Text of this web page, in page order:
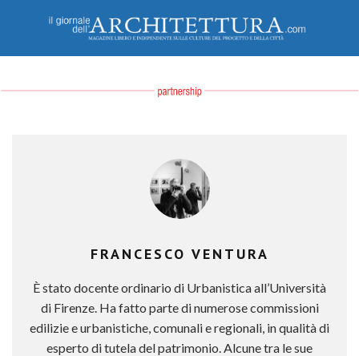
FRANCESCO VENTURA
È stato docente ordinario di Urbanistica all’Università
di Firenze. Ha fatto parte di numerose commissioni
edilizie e urbanistiche, comunali e regionali, in qualità di
esperto di tutela del patrimonio. Alcune tra le sue